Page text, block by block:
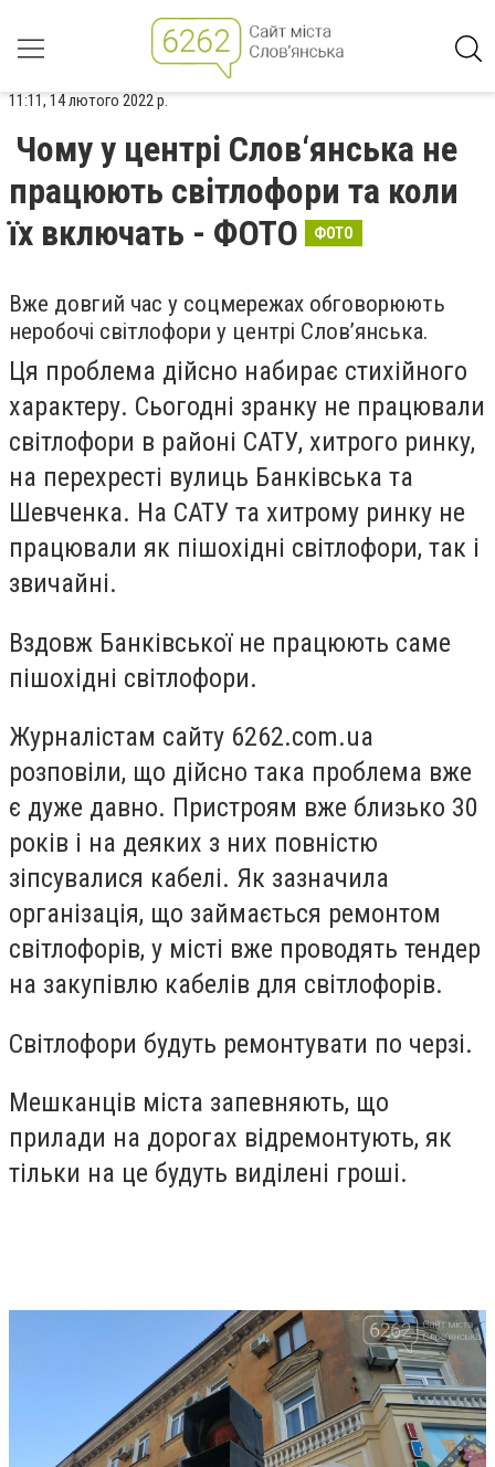
11:11, 14 лютого 2022 р.
Чому у центрі Слов‘янська не
працюють світлофори та коли
їх включать - ФОТО
ФОТО
Вже довгий час у соцмережах обговорюють
неробочі світлофори у центрі Слов’янська.
Ця проблема дійсно набирає стихійного
характеру. Сьогодні зранку не працювали
світлофори в районі САТУ, хитрого ринку,
на перехресті вулиць Банківська та
Шевченка. На САТУ та хитрому ринку не
працювали як пішохідні світлофори, так і
звичайні.
Вздовж Банківської не працюють саме
пішохідні світлофори.
Журналістам сайту 6262.com.ua
розповіли, що дійсно така проблема вже
є дуже давно. Пристроям вже близько 30
років і на деяких з них повністю
зіпсувалися кабелі. Як зазначила
організація, що займається ремонтом
світлофорів, у місті вже проводять тендер
на закупівлю кабелів для світлофорів.
Світлофори будуть ремонтувати по черзі.
Мешканців міста запевняють, що
прилади на дорогах відремонтують, як
тільки на це будуть виділені гроші.